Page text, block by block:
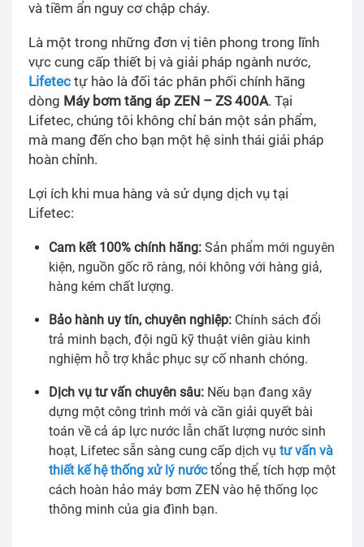
và tiềm ẩn nguy cơ chập cháy.
Là một trong những đơn vị tiên phong trong lĩnh
vực cung cấp thiết bị và giải pháp ngành nước,
Lifetec tự hào là đối tác phân phối chính hãng
dòng Máy bơm tăng áp ZEN – ZS 400A. Tại
Lifetec, chúng tôi không chỉ bán một sản phẩm,
mà mang đến cho bạn một hệ sinh thái giải pháp
hoàn chỉnh.
Lợi ích khi mua hàng và sử dụng dịch vụ tại
Lifetec:
Cam kết 100% chính hãng: Sản phẩm mới nguyên
kiện, nguồn gốc rõ ràng, nói không với hàng giả,
hàng kém chất lượng.
Bảo hành uy tín, chuyên nghiệp: Chính sách đổi
trả minh bạch, đội ngũ kỹ thuật viên giàu kinh
nghiệm hỗ trợ khắc phục sự cố nhanh chóng.
Dịch vụ tư vấn chuyên sâu: Nếu bạn đang xây
dựng một công trình mới và cần giải quyết bài
toán về cả áp lực nước lẫn chất lượng nước sinh
hoạt, Lifetec sẵn sàng cung cấp dịch vụ tư vấn và
thiết kế hệ thống xử lý nướctổng thể, tích hợp một
cách hoàn hảo máy bơm ZEN vào hệ thống lọc
thông minh của gia đình bạn.